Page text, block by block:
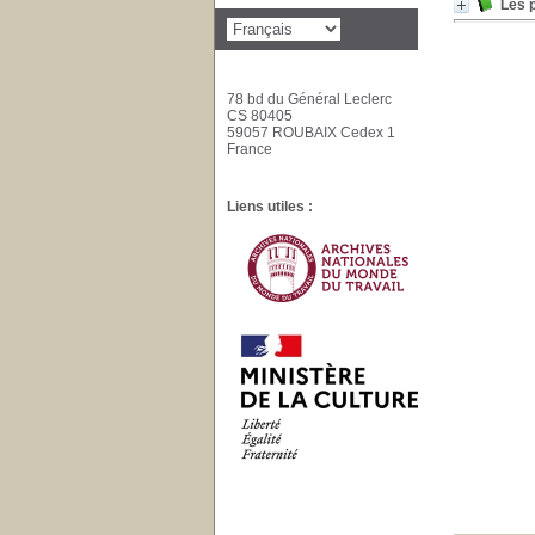
Les
78 bd du Général Leclerc
CS 80405
59057 ROUBAIX Cedex 1
France
Liens utiles :